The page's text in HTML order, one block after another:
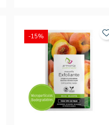
-15%